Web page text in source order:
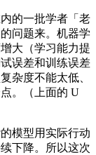
的一批学者「老
问题来。机器学
大（学习能力提
误差和训练误差
杂度不能太低、
。（上面的 U
模型用实际行动
下降。所以这次